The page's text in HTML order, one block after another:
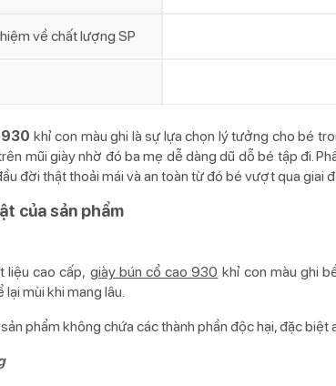
về chất lượng SP
930 khỉ con màu ghi là sự lựa chọn lý tưởng cho bé
mũi giày nhờ đó ba mẹ dễ dàng dũ dỗ bé tập đi.
đời thật thoải mái và an toàn từ đó bé vượt qua giai
của sản phẩm
liệu cao cấp, giày bún cổ cao 930 khỉ con màu ghi
mùi khi mang lâu.
phẩm không chứa các thành phần độc hại, đặc biệt